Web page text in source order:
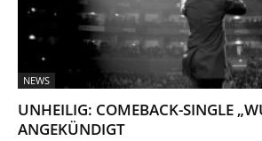
NEWS
UNHEILIG: COMEBACK-SINGLE
ANGEKÜNDIGT